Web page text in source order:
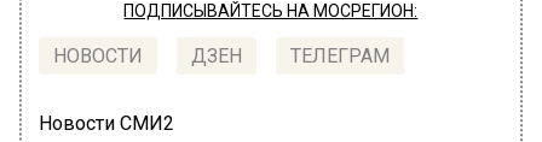
ПОДПИСЫВАЙТЕСЬ НА МОСРЕГИОН:
НОВОСТИ ДЗЕН ТЕЛЕГРАМ
Новости СМИ2